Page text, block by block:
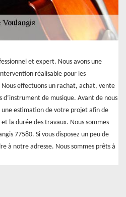
et expert. Nous avons une
réalisable pour les
effectuons un rachat, achat, vente
de musique. Avant de nous
estimation de votre projet afin de
la durée des travaux. Nous sommes
77580. Si vous disposez un peu de
à notre adresse. Nous sommes prêts à